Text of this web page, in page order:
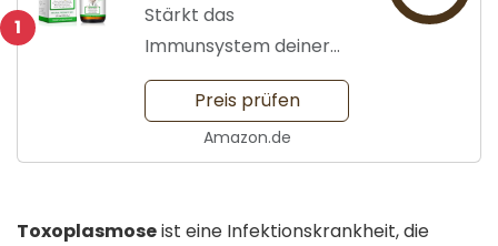
1
Stärkt das
Immunsystem deiner
Katze
Preis prüfen
Amazon.de
Toxoplasmoseist eine Infektionskrankheit, die